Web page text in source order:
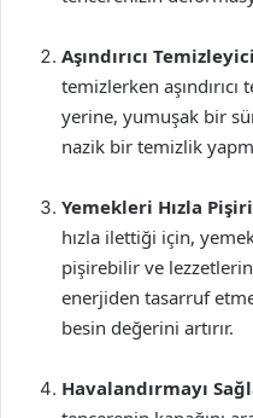
Aşındırıcı
temizlerken
yerine, yumuşak bir
nazik bir temizlik
Yemekleri Hızla
hızla ilettiği için,
pişirebilir ve
enerjiden tasarruf
besin değerini artırır.
Havalandırmayı